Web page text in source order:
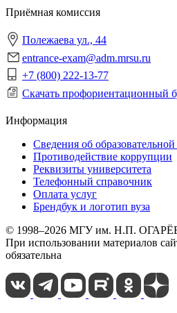
Приёмная комиссия
Полежаева ул., 44
entrance-exam@adm.mrsu.ru
+7 (800) 222-13-77
Скачать профориентационный
Информация
Сведения об
Противодействие коррупции
Реквизиты университета
Телефонный справочник
Оплата услуг
Брендбук и логотип вуза
© 1998–2026 МГУ им. Н.П.
При использовании материалов
обязательна